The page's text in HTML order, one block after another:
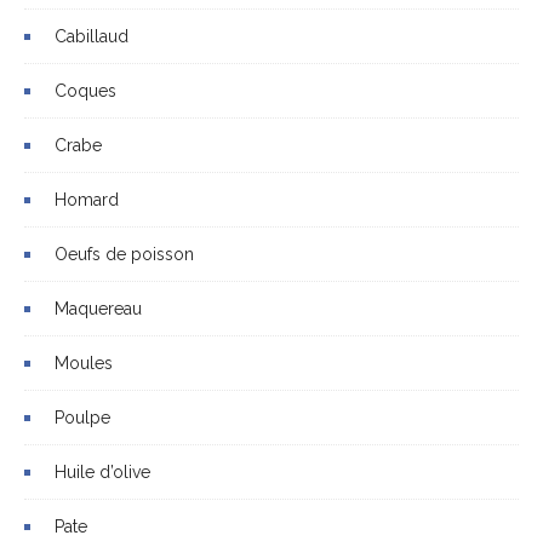
Cabillaud
Coques
Crabe
Homard
Oeufs de poisson
Maquereau
Moules
Poulpe
Huile d’olive
Pate